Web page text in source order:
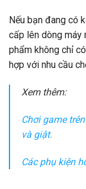
Nếu bạn đang có
cấp lên dòng máy
phẩm không chỉ
hợp với nhu cầu
Xem thêm:
Chơi game
và giật.
Các phụ kiện